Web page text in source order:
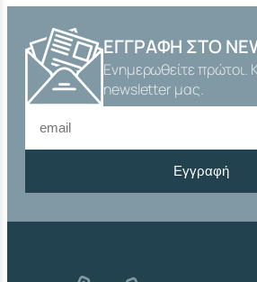
/
8
"
Χ
5
m
m
Ρ
.
ΕΓΓΡΑΦΉ ΣΤΟ
Ενημερωθείτε πρώτοι.
newsletter μας.
Εγγραφή